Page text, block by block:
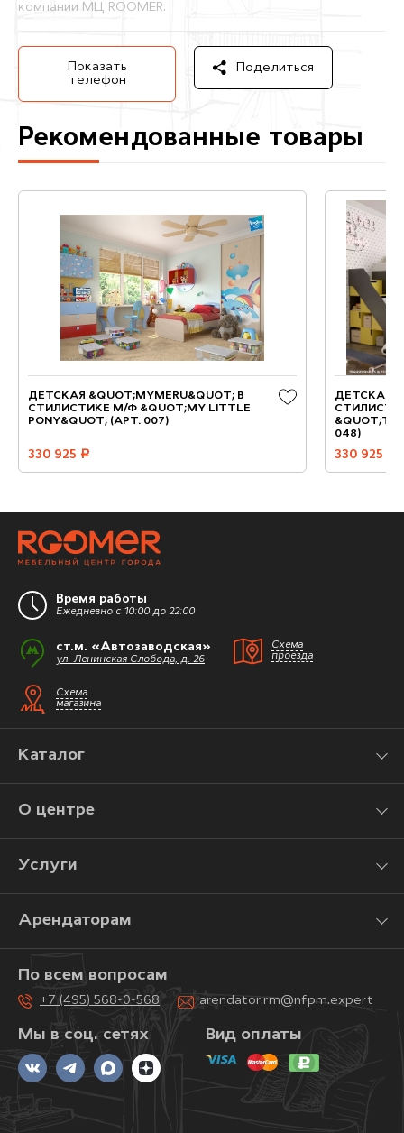
компании МЦ ROOMER.
Показать
телефон
Поделиться
Рекомендованные товары
ДЕТСКАЯ &QUOT;MYMERU&QUOT; В
СТИЛИСТИКЕ М/Ф &QUOT;MY LITTLE
PONY&QUOT; (АРТ. 007)
330 925 руб.
ДЕТСКАЯ
048)
330 925
Время работы
Ежедневно с 10:00 до 22:00
ст.м. «Автозаводская»
ул. Ленинская Слобода, д. 26
Схема
проезда
Схема
магазина
Каталог
О центре
Услуги
Арендаторам
Мы в соц. сетях
По всем вопросам
+7 (495) 568-0-568 arendator.rm@nfpm.expert
Вид оплаты